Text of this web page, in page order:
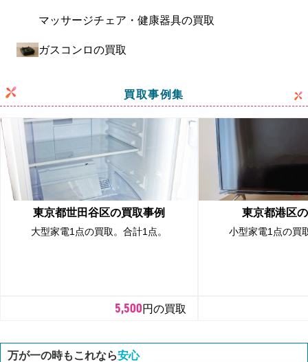
マッサージチェア・健康器具の買取
ガスコンロの買取
買取事例集
東京都世田谷区の買取事例
大型家電1点の買取。合計1点。
5,500円の買取
東京都港区
小型家電1点の買
万が一の時もこれなら安心